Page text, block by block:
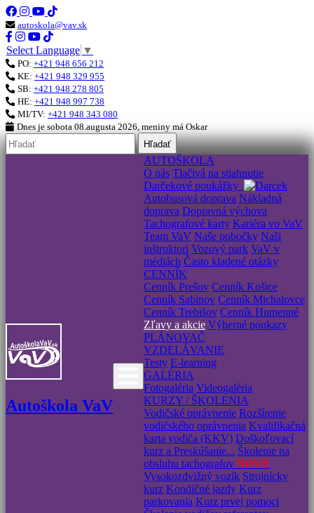
autoskola@vav.sk
Select Language ▼
PO: +421 948 656 212
KE: +421 948 329 955
SB: +421 948 278 805
HE: +421 948 997 738
MI/TV: +421 948 343 080
Dnes je sobota 08.augusta 2026, meniny má Oskar
Hľadať
Autoškola VaV
AUTOŠKOLA
O nás Tlačivá na stiahnutie
Darčekové poukážky
Autobusová doprava Nákladná
doprava Dopravná výchova
Tachografové karty Kariéra vo VaV
Team VaV Naše pobočky Naši
inštruktori Vozový park VaV v
médiách Často kladené otázky
CENNÍK
Cenník Prešov Cenník Košice
Cenník Sabinov Cenník Michalovce
Cenník Trebišov Cenník Humenné
Zľavy a akcie Výherné poukazy
PLÁNOVAČ
VZDELÁVANIE
Testy E-learning
GALÉRIA
Fotogaléria Videogaléria
KURZY / ŠKOLENIA
Vodičské oprávnenie Rozšírenie
vodičského oprávnenia Kvalifikačná
karta vodiča (KKV) Doškoľovací
kurz a Preskúšanie... Školenie na
obsluhu tachografov NOVÉ
Vysokozdvižný vozík Strojnícky
kurz Kondičné jazdy Kurz
parkovania Kurz prvej pomoci